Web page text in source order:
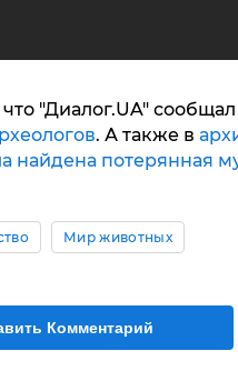
"Диалог.UA"
. А также в
найдена потерянная
Мир животных
Комментарий